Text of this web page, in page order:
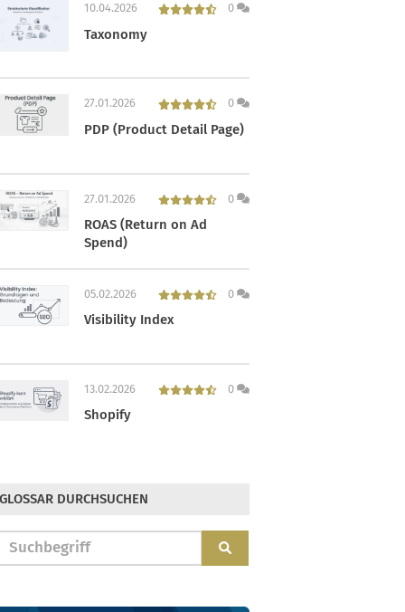
10.04.2026 0
Taxonomy
27.01.2026 0
PDP (Product Detail Page)
27.01.2026 0
ROAS (Return on Ad
Spend)
05.02.2026 0
Visibility Index
13.02.2026 0
Shopify
GLOSSAR DURCHSUCHEN